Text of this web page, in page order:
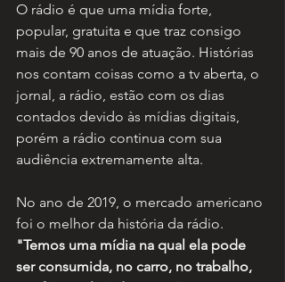
O rádio é que uma mídia forte,
popular, gratuita e que traz consigo
mais de 90 anos de atuação. Histórias
nos contam coisas como a tv aberta, o
jornal, a rádio, estão com os dias
contados devido às mídias digitais,
porém a rádio continua com sua
audiência extremamente alta.
No ano de 2019, o mercado americano
foi o melhor da história da rádio.
"Temos uma mídia na qual ela pode
ser consumida, no carro, no trabalho,